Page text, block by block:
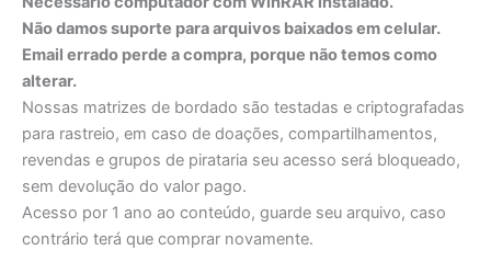
Não damos suporte para arquivos baixados em celular.
Email errado perde a compra, porque não temos como
alterar.
Nossas matrizes de bordado são testadas e criptografadas
para rastreio, em caso de doações, compartilhamentos,
revendas e grupos de pirataria seu acesso será bloqueado,
sem devolução do valor pago.
Acesso por 1 ano ao conteúdo, guarde seu arquivo, caso
contrário terá que comprar novamente.